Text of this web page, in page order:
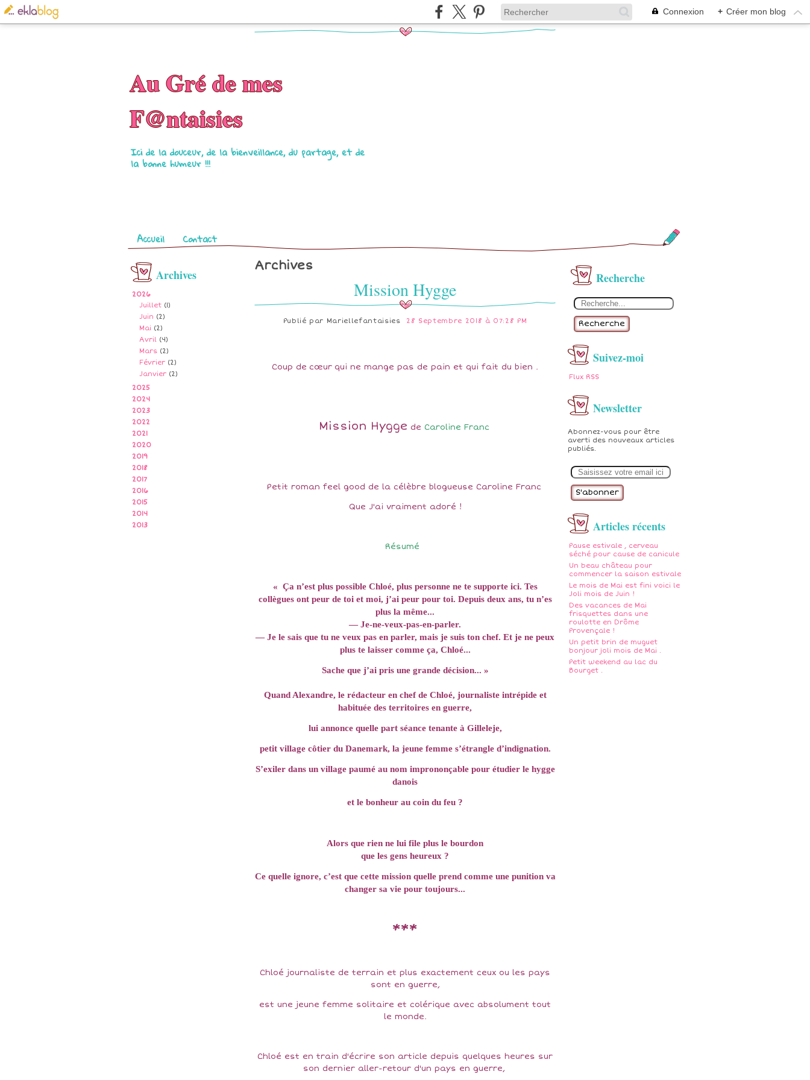
Connexion + Créer mon blog
Au Gré de mes
F@ntaisies
Ici de la douceur, de la bienveillance, du partage, et de
la bonne humeur !!!
Pages
Accueil Contact
Archives
2026
Juillet (1)
Juin (2)
Mai (2)
Avril (4)
Mars (2)
Février (2)
Janvier (2)
2025
2024
2023
2022
2021
2020
2019
2018
2017
2016
2015
2014
2013
Recherche
Recherche
Suivez-moi
Flux RSS
Newsletter
Abonnez-vous pour être
averti des nouveaux articles
publiés.
m
Articles récents
Pause estivale , cerveau
séché pour cause de canicule
Un beau château pour
commencer la saison estivale
Le mois de Mai est fini voici le
Joli mois de Juin !
Des vacances de Mai
frisquettes dans une
roulotte en Drôme
Provençale !
Un petit brin de muguet
bonjour joli mois de Mai .
Petit weekend au lac du
Bourget .
Archives
Mission Hygge
Publié par Mariellefantaisies 28 Septembre 2018 à 07:28 PM
Coup de cœur qui ne mange pas de pain et qui fait du bien .
Mission Hygge de Caroline Franc
Petit roman feel good de la célèbre blogueuse Caroline Franc
Que J'ai vraiment adoré !
Résumé
« Ça n’est plus possible Chloé, plus personne ne te supporte ici. Tes
collègues ont peur de toi et moi, j’ai peur pour toi. Depuis deux ans, tu n’es
plus la même...
— Je-ne-veux-pas-en-parler.
— Je le sais que tu ne veux pas en parler, mais je suis ton chef. Et je ne peux
plus te laisser comme ça, Chloé...
Sache que j’ai pris une grande décision... »
Quand Alexandre, le rédacteur en chef de Chloé, journaliste intrépide et
habituée des territoires en guerre,
lui annonce quelle part séance tenante à Gilleleje,
petit village côtier du Danemark, la jeune femme s’étrangle d’indignation.
S’exiler dans un village paumé au nom imprononçable pour étudier le hygge
danois
et le bonheur au coin du feu ?
Alors que rien ne lui file plus le bourdon
que les gens heureux ?
Ce quelle ignore, c’est que cette mission quelle prend comme une punition va
changer sa vie pour toujours...
***
Chloé journaliste de terrain et plus exactement ceux ou les pays
sont en guerre,
est une jeune femme solitaire et colérique avec absolument tout
le monde.
Chloé est en train d'écrire son article depuis quelques heures sur
son dernier aller-retour d'un pays en guerre,